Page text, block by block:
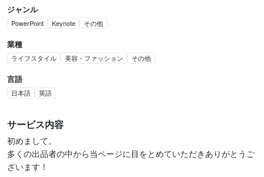
ジャンル
PowerPoint Keynote その他
業種
ライフスタイル 美容・ファッション その他
言語
日本語 英語
サービス内容
初めまして。
多くの出品者の中から当ページに目をとめていただきありがとうご
ざいます！